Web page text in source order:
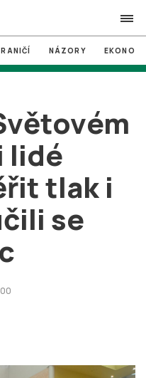
search
NÁZORY
lidé
tlak i
se